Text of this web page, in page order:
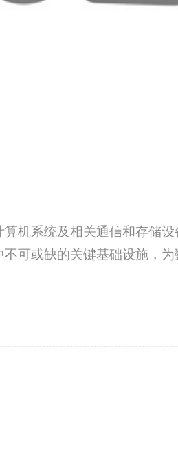
机系统及相关通信和存储
可或缺的关键基础设施，
设要求：应遵循国家标准如
足特定的技术规范。机房